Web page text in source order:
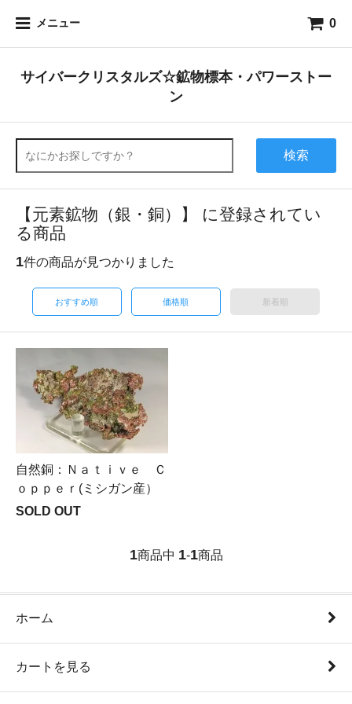
メニュー 0
サイバークリスタルズ☆鉱物標本・パワーストー
ン
検索
【元素鉱物（銀・銅）】 に登録されてい
る商品
1件の商品が見つかりました
おすすめ順 価格順 新着順
自然銅：Ｎａｔｉｖｅ Ｃ
ｏｐｐｅｒ(ミシガン産）
SOLD OUT
1商品中 1-1商品
ホーム
カートを見る